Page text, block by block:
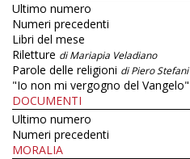
Ultimo numero
Numeri precedenti
Libri del mese
Riletture di Mariapia Veladiano
Parole delle religioni di Piero Stefani
"Io non mi vergogno del Vangelo"
DOCUMENTI
Ultimo numero
Numeri precedenti
MORALIA